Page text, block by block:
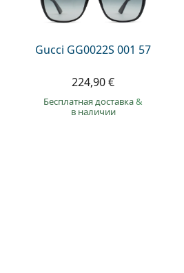
Gucci GG0022S 001 57
224,90 €
Бесплатная доставка&
в наличии